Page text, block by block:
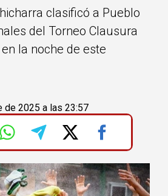
clasificó a Pueblo
del Torneo Clausura
la noche de este
de 2025 a las 23:57